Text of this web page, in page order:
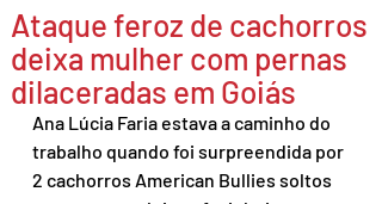
Ataque feroz de cachorros
deixa mulher com pernas
dilaceradas em Goiás
Ana Lúcia Faria estava a caminho do
trabalho quando foi surpreendida por
2 cachorros American Bullies soltos